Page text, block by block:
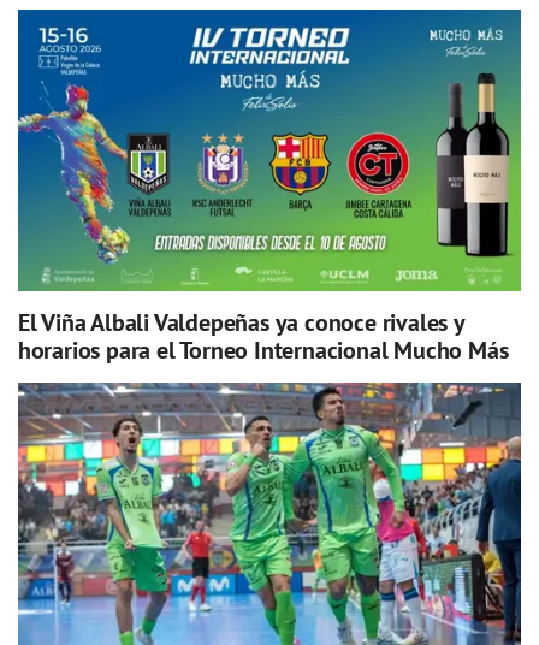
El Viña Albali Valdepeñas ya conoce rivales y
horarios para el Torneo Internacional Mucho Más